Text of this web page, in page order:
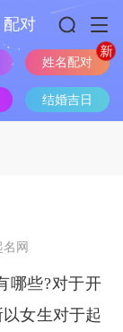
配对
姓名配对
结婚吉日
名网
哪些?对于开
女生对于起